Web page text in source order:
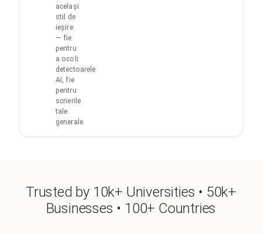
același
stil de
ieșire
— fie
pentru
a ocoli
detectoarele
AI, fie
pentru
scrierile
tale
generale.
Trusted by 10k+ Universities • 50k+
Businesses • 100+ Countries